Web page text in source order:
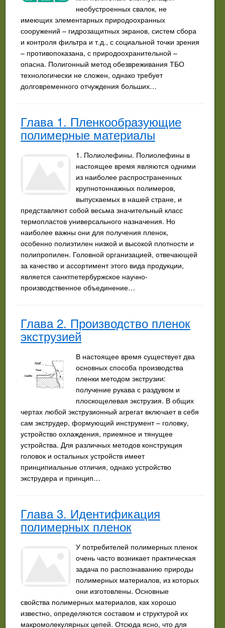
необустроенных свалок, не
имеющих элементарных природоохранных
сооружений – гидрозащитных экранов, систем сбора
и контроля фильтра и т.д., с социальной точки зрения
– противопоказана, с природоохранительной –
опасна. Полигонный метод обезвреживания ТБО
технологически не сложен, однако требует
долговременного отчуждения больших…
Глава 1. Пленкообразующие
полимерные материалы
1. Полиолефины. Полиолефины в
настоящее время являются одними
из наиболее распространенных
крупнотоннажных полимеров,
выпускаемых в нашей стране, и
представляют собой весьма значительный класс
термопластов универсального назначения. Но
наиболее важны они для получения пленок,
особенно полиэтилен низкой и высокой плотности и
полипропилен. Головной организацией, отвечающей
за качество и ассортимент этого вида продукции,
является санктпетербуржское научно-
производственное объединение…
Глава 2. Производство пленок
экструзией
В настоящее время существует два
основных способа производства
пленки методом экструзии:
получение рукава с раздувом и
плоскощелевая экструзия. В общих
чертах любой экструзионный агрегат включает в себя
сам экструдер, формующий инструмент – головку,
устройство охлаждения, приемное и тянущее
устройства. Для различных методов конструкция
головок и остальных устройств имеет
принципиальные отличия, однако устройство
экструдера и принцип…
Глава 3. Идентификация
полимерных пленок
У потребителей полимерных пленок
очень часто возникает практическая
задача по распознаванию природы
полимерных материалов, из которых
они изготовлены. Основные
свойства полимерных материалов, как хорошо
известно, определяются составом и структурой их
макромолекулярных цепей. Отсюда ясно, что для